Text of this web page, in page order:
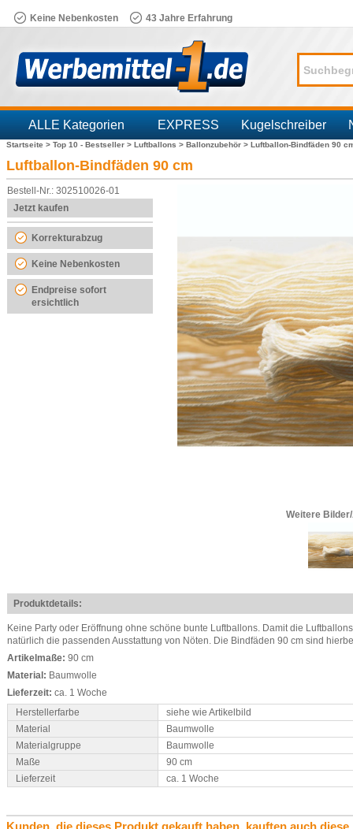
Keine Nebenkosten 43 Jahre Erfahrung
ALLE Kategorien EXPRESS Kugelschreiber
Branchen
Startseite > Top 10 - Bestseller > Luftballons > Ballonzubehör > Luftballon-Bindfäden 90
Luftballon-Bindfäden 90 cm
Bestell-Nr.: 302510026-01
Jetzt kaufen
Korrekturabzug
Keine Nebenkosten
Endpreise sofort
ersichtlich
Weitere
Produktdetails:
Keine Party oder Eröffnung ohne schöne bunte Luftballons. Damit die
natürlich die passenden Ausstattung von Nöten. Die Bindfäden 90 cm sind
Artikelmaße: 90 cm
Material: Baumwolle
Lieferzeit: ca. 1 Woche
Herstellerfarbe
siehe wie Artikelbild
Material
Baumwolle
Materialgruppe
Baumwolle
Maße
90 cm
Lieferzeit
ca. 1 Woche
Kunden, die dieses Produkt gekauft haben, kauften auch